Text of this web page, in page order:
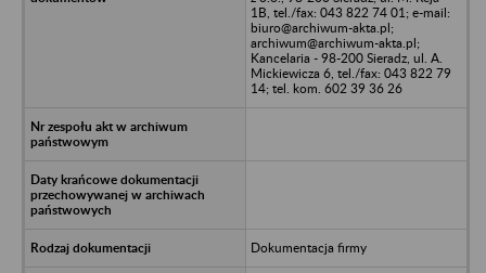
1B, tel./fax: 043 822 74 01; e-mail:
biuro@archiwum-akta.pl;
archiwum@archiwum-akta.pl;
Kancelaria - 98-200 Sieradz, ul. A.
Mickiewicza 6, tel./fax: 043 822 79
14; tel. kom. 602 39 36 26
Dokumentacja firmy